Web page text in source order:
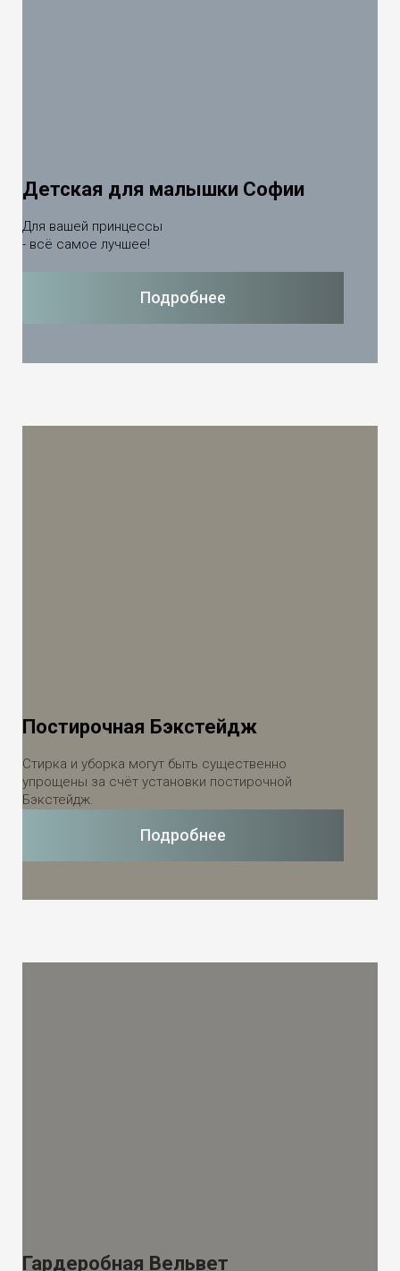
Подробнее
Для вашей принцессы
- всё самое лучшее!
Детская для малышки Софии
Подробнее
Стирка и уборка могут быть существенно
упрощены за счёт установки постирочной
Бэкстейдж.
Постирочная Бэкстейдж
Гардеробная Вельвет